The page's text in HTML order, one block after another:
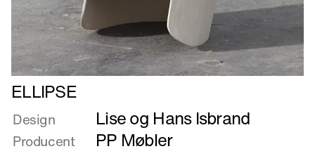
Læs
mere
om
ELLIPSE
ELLIPSE
Design Lise og Hans Isbrand
Producent PP Møbler